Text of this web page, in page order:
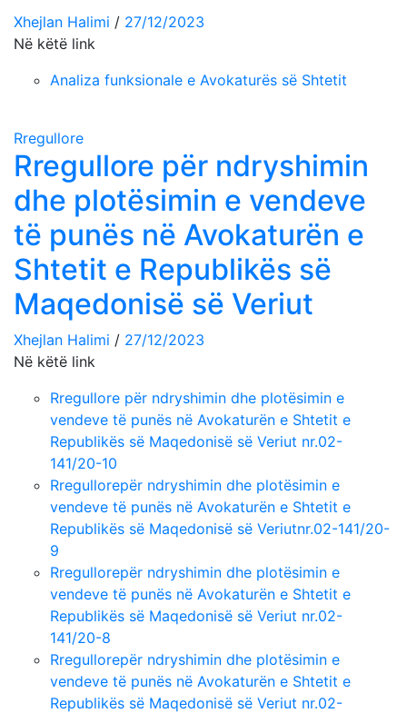
Xhejlan Halimi / 27/12/2023
Në këtë link
Analiza funksionale e Avokaturës së Shtetit
Rregullore
Rregullore për ndryshimin
dhe plotësimin e vendeve
të punës në Avokaturën e
Shtetit e Republikës së
Maqedonisë së Veriut
Xhejlan Halimi / 27/12/2023
Në këtë link
Rregullore për ndryshimin dhe plotësimin e
vendeve të punës në Avokaturën e Shtetit e
Republikës së Maqedonisë së Veriut nr.02-
141/20-10
Rregullorepër ndryshimin dhe plotësimin e
vendeve të punës në Avokaturën e Shtetit e
Republikës së Maqedonisë së Veriutnr.02-141/20-
9
Rregullorepër ndryshimin dhe plotësimin e
vendeve të punës në Avokaturën e Shtetit e
Republikës së Maqedonisë së Veriut nr.02-
141/20-8
Rregullorepër ndryshimin dhe plotësimin e
vendeve të punës në Avokaturën e Shtetit e
Republikës së Maqedonisë së Veriut nr.02-